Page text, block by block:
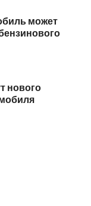
может
нового